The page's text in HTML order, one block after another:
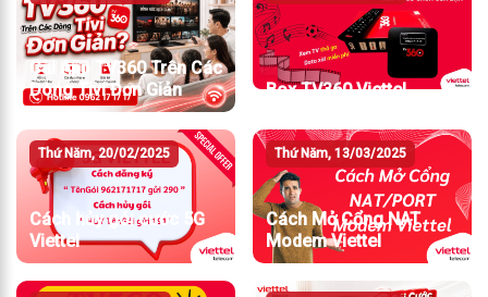
Cài App TV360 Trên Các
Dòng Tivi Đơn Giản
Box TV360 Viettel
Thứ Năm, 20/02/2025
Cách hủy gói cước 5G
Viettel
Thứ Năm, 13/03/2025
Cách Mở Cổng NAT
Modem Viettel